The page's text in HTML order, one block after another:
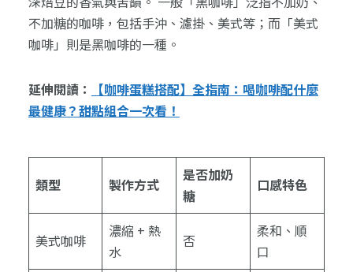
不加糖的咖啡，包括手沖、濾掛、美式等；而「美式
咖啡」則是黑咖啡的一種。
延伸閱讀：
【咖啡蛋糕搭配】全指南：喝咖啡配什麼
最健康？甜點組合一次看！
類型 製作方式
是否加奶
糖
口感特色
美式咖啡
濃縮 + 熱
水
否
柔和、順
口